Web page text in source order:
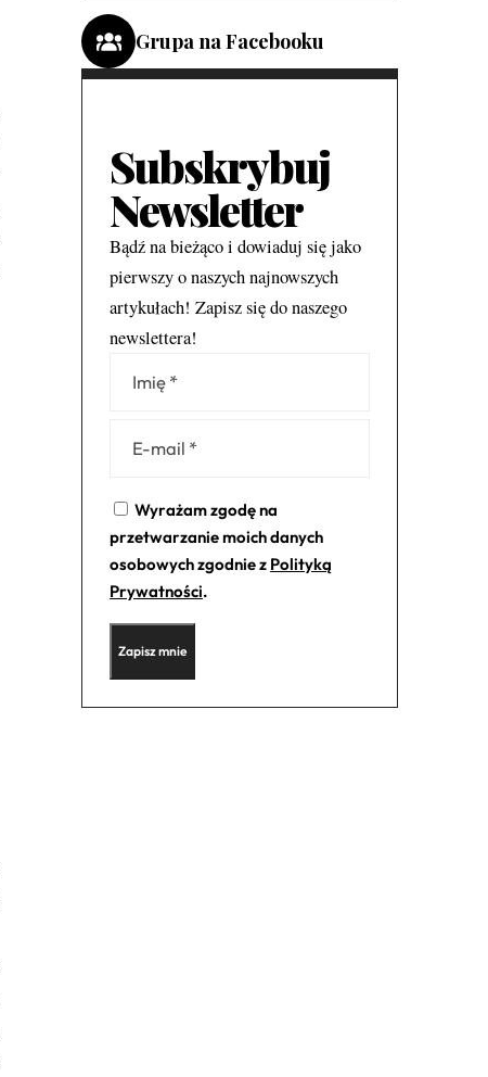
Grupa na Facebooku
Subskrybuj
Newsletter
Bądź na bieżąco i dowiaduj się jako
pierwszy o naszych najnowszych
artykułach! Zapisz się do naszego
newslettera!
Wyrażam zgodę na
przetwarzanie moich danych
osobowych zgodnie z Polityką
Prywatności.
Alternative: